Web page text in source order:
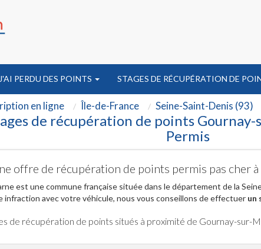
J'AI PERDU DES POINTS STAGES DE RÉCUPÉRATION DE
en ligne Île-de-France Seine-Saint-Denis (93)
de récupération de points
Permis
offre de récupération de points permis pas cher
est une commune française située dans le département de la
infraction avec votre véhicule, nous vous conseillons de effectuer un
de récupération de points situés à proximité de Gournay-sur-